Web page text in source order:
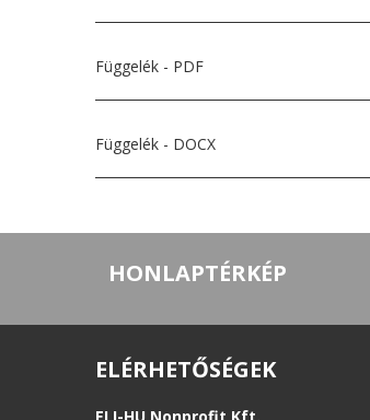
Függelék - PDF
Függelék - DOCX
HONLAPTÉRKÉP
ELÉRHETŐSÉGEK